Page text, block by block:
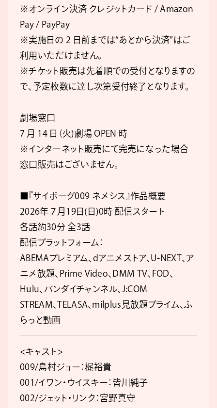
※オンライン決済 クレジットカード / Amazon
Pay / PayPay
※実施日の 2 日前までは“あとから決済”はご
利用いただけません。
※チケット販売は先着順での受付となりますの
で、予定枚数に達し次第受付終了となります。
劇場窓口
7 月 14 日（火)劇場 OPEN 時
※インターネット販売にて完売になった場合
窓口販売はございません。
■『サイボーグ009 ネメシス』作品概要
2026年７月19日(日)0時 配信スタート
各話約30分 全3話
配信プラットフォーム：
ABEMAプレミアム、dアニメストア、U-NEXT、ア
ニメ放題、Prime Video、DMM TV、FOD、
Hulu、バンダイチャンネル、J:COM
STREAM、TELASA、milplus見放題プライム、ふ
らっと動画
<キャスト>
009/島村ジョー：梶裕貴
001/イワン・ウイスキー：皆川純子
002/ジェット・リンク：宮野真守